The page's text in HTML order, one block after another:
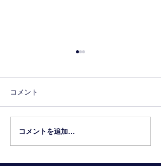
6年生の進路先
コメント
コメントを追加…